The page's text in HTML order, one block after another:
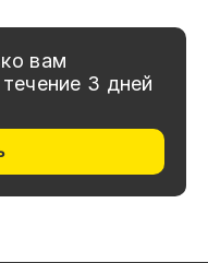
вам
3 дней